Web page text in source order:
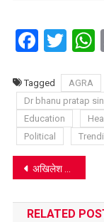
Tagged AGRA
Dr bhanu pratap
Education
Political
Post
अखिलेश यादव का संसद में प्रहार: “अमेरिका से डील नहीं, किसानों के भविष्य के साथ ‘ढील’ हुई है”, यूपी की उपेक्षा पर भी घेरा
RELATED